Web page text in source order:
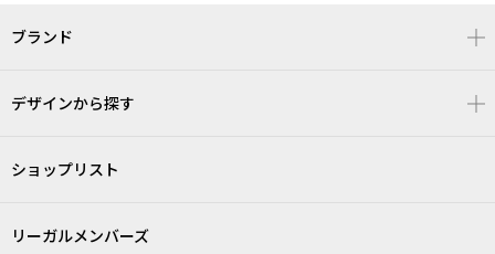
ブランド
デザインから探す
ショップリスト
リーガルメンバーズ